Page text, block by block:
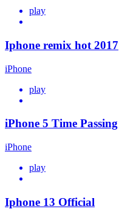
play
Iphone remix hot 2017
iPhone
play
iPhone 5 Time Passing
iPhone
play
Iphone 13 Official